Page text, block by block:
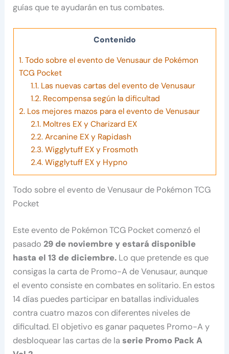
guías que te ayudarán en tus combates.
Contenido
1.Todo sobre el evento de Venusaur de Pokémon
TCG Pocket
1.1.Las nuevas cartas del evento de Venusaur
1.2.Recompensa según la dificultad
2.Los mejores mazos para el evento de Venusaur
2.1.Moltres EX y Charizard EX
2.2.Arcanine EX y Rapidash
2.3.Wigglytuff EX y Frosmoth
2.4.Wigglytuff EX y Hypno
Todo sobre el evento de Venusaur de Pokémon TCG
Pocket
Este evento de Pokémon TCG Pocket comenzó el
pasado29 de noviembre y estará disponible
hasta el 13 de diciembre. Lo que pretende es que
consigas la carta de Promo-A de Venusaur, aunque
el evento consiste en combates en solitario. En estos
14 días puedes participar en batallas individuales
contra cuatro mazos con diferentes niveles de
dificultad. El objetivo es ganar paquetes Promo-A y
desbloquear las cartas de la serie Promo Pack A